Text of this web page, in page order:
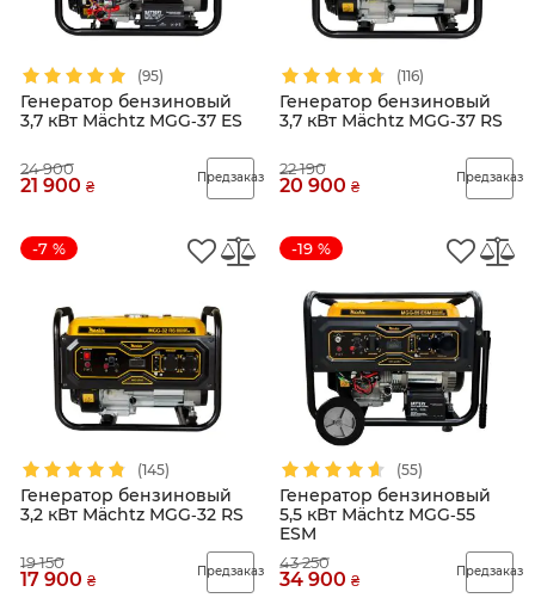
(95)
Генератор бензиновый
3,7 кВт Mächtz MGG‑37 ES
24 900
21 900 ₴ Предзаказ
(116)
Генератор бензиновый
3,7 кВт Mächtz MGG‑37 RS
22 190
20 900 ₴ Предзаказ
-7 %
(145)
Генератор бензиновый
3,2 кВт Mächtz MGG‑32 RS
19 150
17 900 ₴ Предзаказ
-19 %
(55)
Генератор бензиновый
5,5 кВт Mächtz MGG‑55
ESM
43 250
34 900 ₴ Предзаказ